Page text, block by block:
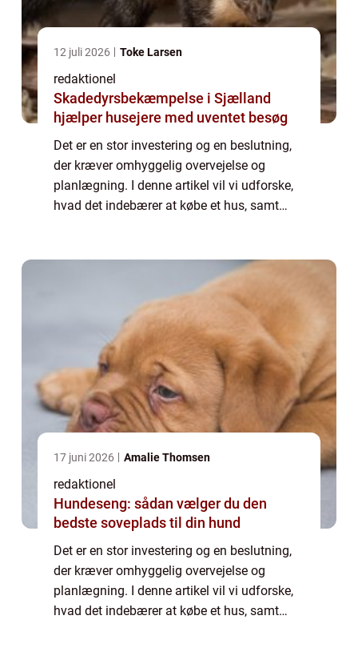
12 juli 2026 Toke Larsen
redaktionel
Skadedyrsbekæmpelse i Sjælland
hjælper husejere med uventet besøg
Det er en stor investering og en beslutning,
der kræver omhyggelig overvejelse og
planlægning. I denne artikel vil vi udforske,
hvad det indebærer at købe et hus, samt
17 juni 2026 Amalie Thomsen
redaktionel
Hundeseng: sådan vælger du den
bedste soveplads til din hund
Det er en stor investering og en beslutning,
der kræver omhyggelig overvejelse og
planlægning. I denne artikel vil vi udforske,
hvad det indebærer at købe et hus, samt